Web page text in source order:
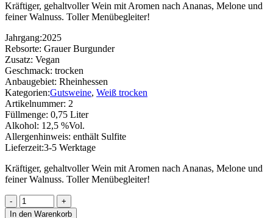
Kräftiger, gehaltvoller Wein mit Aromen nach Ananas, Melone und
feiner Walnuss. Toller Menübegleiter!
Jahrgang:2025
Rebsorte: Grauer Burgunder
Zusatz: Vegan
Geschmack: trocken
Anbaugebiet: Rheinhessen
Kategorien:Gutsweine, Weiß trocken
Artikelnummer: 2
Füllmenge: 0,75 Liter
Alkohol: 12,5 %Vol.
Allergenhinweis: enthält Sulfite
Lieferzeit:3-5 Werktage
Kräftiger, gehaltvoller Wein mit Aromen nach Ananas, Melone und
feiner Walnuss. Toller Menübegleiter!
Grauer
Burgunder
In den Warenkorb